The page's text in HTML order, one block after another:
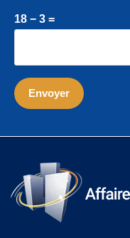
18 − 3 =